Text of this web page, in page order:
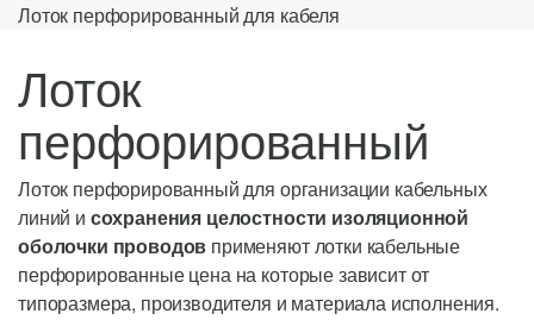
Лоток перфорированный для кабеля
Лоток
перфорированный
Лоток перфорированный для организации кабельных
линий и сохранения целостности изоляционной
оболочки проводов применяют лотки кабельные
перфорированные цена на которые зависит от
типоразмера, производителя и материала исполнения.